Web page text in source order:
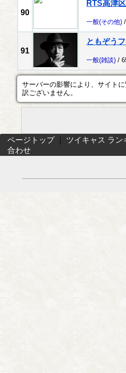
90
RTS高津
一般(その他)
91
ともぞう
一般(雑談) /
サーバーの影響により、サイト
訳ございません。
ページトップ｜ ツイキャス ラン
合わせ